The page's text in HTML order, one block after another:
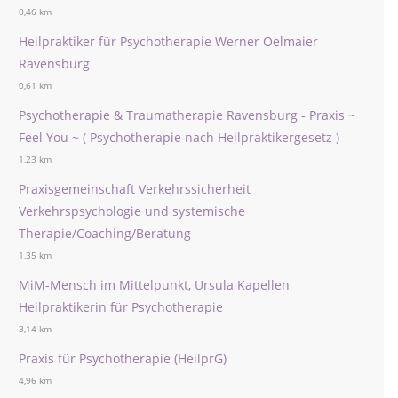
0,46 km
Heilpraktiker für Psychotherapie Werner Oelmaier
Ravensburg
0,61 km
Psychotherapie & Traumatherapie Ravensburg - Praxis ~
Feel You ~ ( Psychotherapie nach Heilpraktikergesetz )
1,23 km
Praxisgemeinschaft Verkehrssicherheit
Verkehrspsychologie und systemische
Therapie/Coaching/Beratung
1,35 km
MiM-Mensch im Mittelpunkt, Ursula Kapellen
Heilpraktikerin für Psychotherapie
3,14 km
Praxis für Psychotherapie (HeilprG)
4,96 km